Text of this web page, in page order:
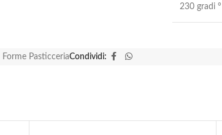
230 gradi °
Forme PasticceriaCondividi: